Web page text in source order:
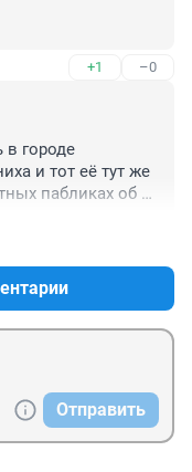
+1 –0
в городе
и тот её тут же
пабликах об
Отправить